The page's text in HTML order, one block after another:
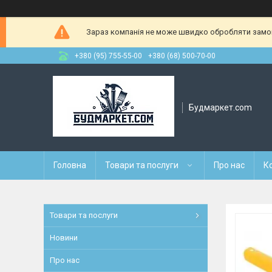
Зараз компанія не може швидко обробляти
+380 (95) 755-55-00 +380 (68) 500-70-00
Будмаркет.com
Головна Товари та послуги Про нас
Товари та послуги
Новини
Про нас